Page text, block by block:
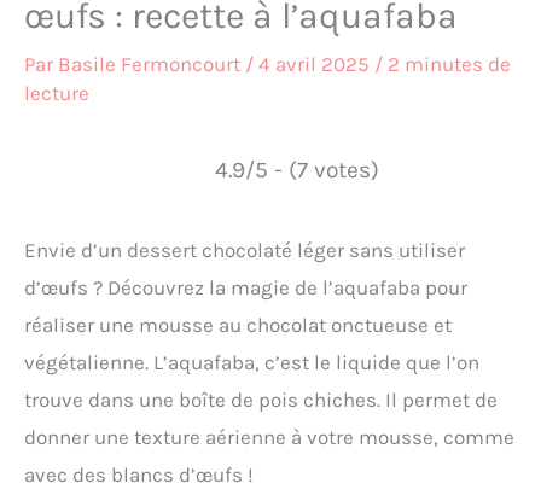
œufs : recette à l’aquafaba
Par Basile Fermoncourt / 4 avril 2025 / 2 minutes de
lecture
4.9/5 - (7 votes)
Envie d’un dessert chocolaté léger sans utiliser
d’œufs ? Découvrez la magie de l’aquafaba pour
réaliser une mousse au chocolat onctueuse et
végétalienne. L’aquafaba, c’est le liquide que l’on
trouve dans une boîte de pois chiches. Il permet de
donner une texture aérienne à votre mousse, comme
avec des blancs d’œufs !